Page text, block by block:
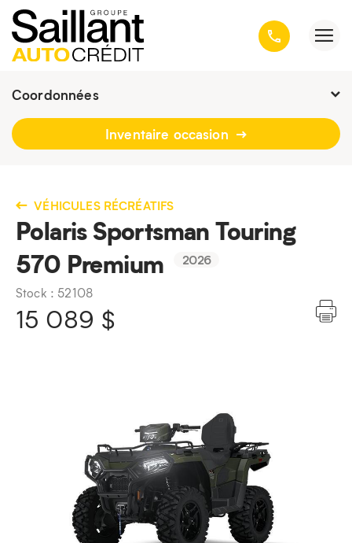
Coordonnées
9h - 16h30
418 659-6431
Inventaire occasion
VÉHICULES RÉCRÉATIFS
Polaris Sportsman Touring
570 Premium
2026
Stock : 52108
15 089 $